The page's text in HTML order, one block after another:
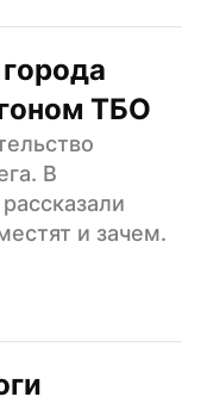
ТБО
В
и зачем.